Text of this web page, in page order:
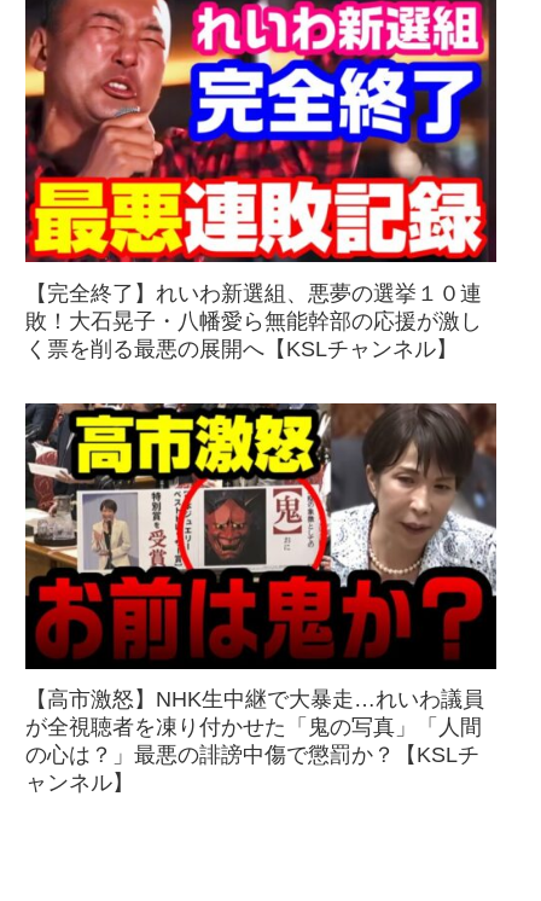
【完全終了】れいわ新選組、悪夢の選挙１０連
敗！大石晃子・八幡愛ら無能幹部の応援が激し
く票を削る最悪の展開へ【KSLチャンネル】
【高市激怒】NHK生中継で大暴走…れいわ議員
が全視聴者を凍り付かせた「鬼の写真」「人間
の心は？」最悪の誹謗中傷で懲罰か？【KSLチ
ャンネル】